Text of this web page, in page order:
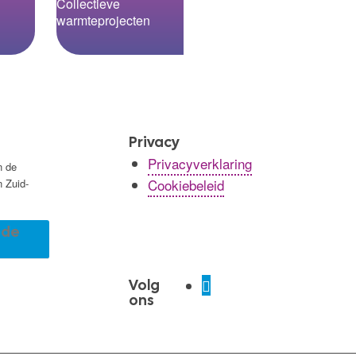
warmteprojecten
de
Zuid-
Privacy
Privacyverklaring
Cookiebeleid
Volg
ons